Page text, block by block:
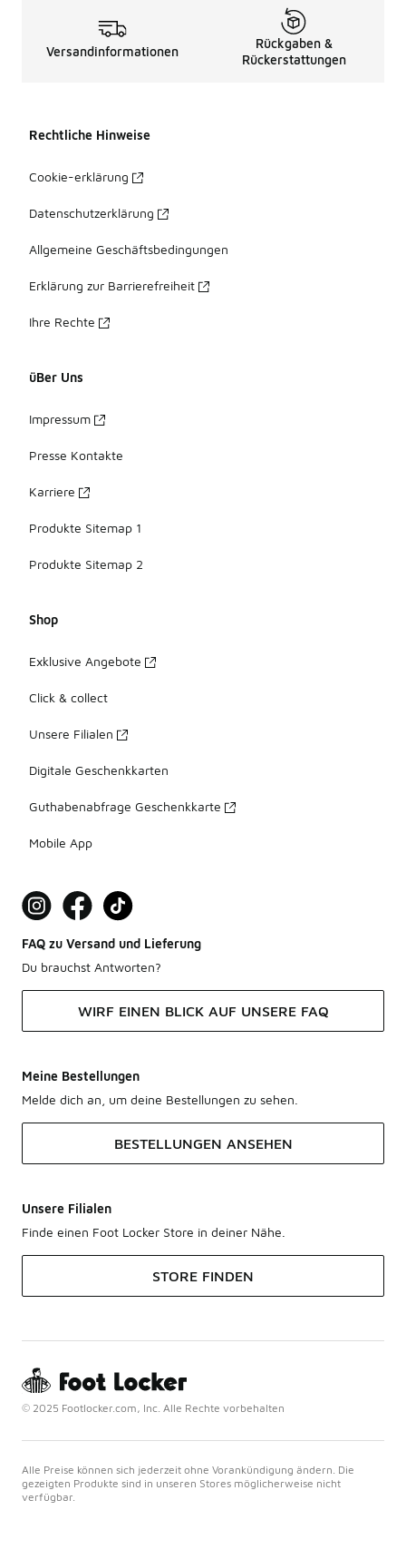
Versandinformationen
Rückgaben &
Rückerstattungen
Rechtliche Hinweise
Cookie-erklärung
Datenschutzerklärung
Allgemeine Geschäftsbedingungen
Erklärung zur Barrierefreiheit
Ihre Rechte
üBer Uns
Impressum
Presse Kontakte
Karriere
Produkte Sitemap 1
Produkte Sitemap 2
Shop
Exklusive Angebote
Click & collect
Unsere Filialen
Digitale Geschenkkarten
Guthabenabfrage Geschenkkarte
Mobile App
FAQ zu Versand und Lieferung
Du brauchst Antworten?
WIRF EINEN BLICK AUF UNSERE FAQ
Meine Bestellungen
Melde dich an, um deine Bestellungen zu sehen.
BESTELLUNGEN ANSEHEN
Unsere Filialen
Finde einen Foot Locker Store in deiner Nähe.
STORE FINDEN
© 2025 Footlocker.com, Inc. Alle Rechte vorbehalten
Alle Preise können sich jederzeit ohne Vorankündigung ändern. Die
gezeigten Produkte sind in unseren Stores möglicherweise nicht
verfügbar.